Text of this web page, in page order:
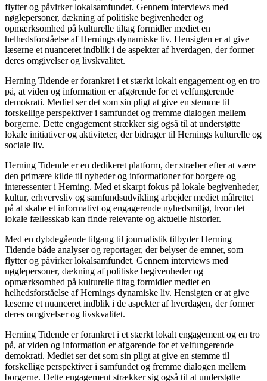
flytter og påvirker lokalsamfundet. Gennem interviews med
nøglepersoner, dækning af politiske begivenheder og
opmærksomhed på kulturelle tiltag formidler mediet en
helhedsforståelse af Hernings dynamiske liv. Hensigten er at give
læserne et nuanceret indblik i de aspekter af hverdagen, der former
deres omgivelser og livskvalitet.
Herning Tidende er forankret i et stærkt lokalt engagement og en tro
på, at viden og information er afgørende for et velfungerende
demokrati. Mediet ser det som sin pligt at give en stemme til
forskellige perspektiver i samfundet og fremme dialogen mellem
borgerne. Dette engagement strækker sig også til at understøtte
lokale initiativer og aktiviteter, der bidrager til Hernings kulturelle og
sociale liv.
Herning Tidende er en dedikeret platform, der stræber efter at være
den primære kilde til nyheder og informationer for borgere og
interessenter i Herning. Med et skarpt fokus på lokale begivenheder,
kultur, erhvervsliv og samfundsudvikling arbejder mediet målrettet
på at skabe et informativt og engagerende nyhedsmiljø, hvor det
lokale fællesskab kan finde relevante og aktuelle historier.
Med en dybdegående tilgang til journalistik tilbyder Herning
Tidende både analyser og reportager, der belyser de emner, som
flytter og påvirker lokalsamfundet. Gennem interviews med
nøglepersoner, dækning af politiske begivenheder og
opmærksomhed på kulturelle tiltag formidler mediet en
helhedsforståelse af Hernings dynamiske liv. Hensigten er at give
læserne et nuanceret indblik i de aspekter af hverdagen, der former
deres omgivelser og livskvalitet.
Herning Tidende er forankret i et stærkt lokalt engagement og en tro
på, at viden og information er afgørende for et velfungerende
demokrati. Mediet ser det som sin pligt at give en stemme til
forskellige perspektiver i samfundet og fremme dialogen mellem
borgerne. Dette engagement strækker sig også til at understøtte